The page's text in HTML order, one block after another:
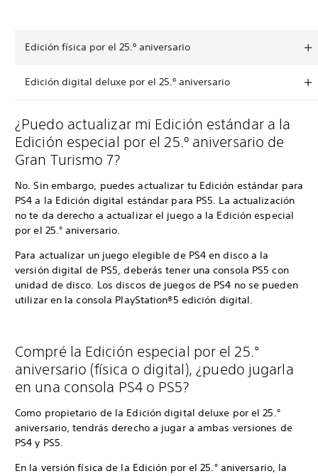
Edición física por el 25.º aniversario
Edición digital deluxe por el 25.º aniversario
¿Puedo actualizar mi Edición estándar a la
Edición especial por el 25.º aniversario de
Gran Turismo 7?
No. Sin embargo, puedes actualizar tu Edición estándar para
PS4 a la Edición digital estándar para PS5. La actualización
no te da derecho a actualizar el juego a la Edición especial
por el 25.° aniversario.
Para actualizar un juego elegible de PS4 en disco a la
versión digital de PS5, deberás tener una consola PS5 con
unidad de disco. Los discos de juegos de PS4 no se pueden
utilizar en la consola PlayStation®5 edición digital.
Compré la Edición especial por el 25.°
aniversario (física o digital), ¿puedo jugarla
en una consola PS4 o PS5?
Como propietario de la Edición digital deluxe por el 25.°
aniversario, tendrás derecho a jugar a ambas versiones de
PS4 y PS5.
En la versión física de la Edición por el 25.° aniversario, la